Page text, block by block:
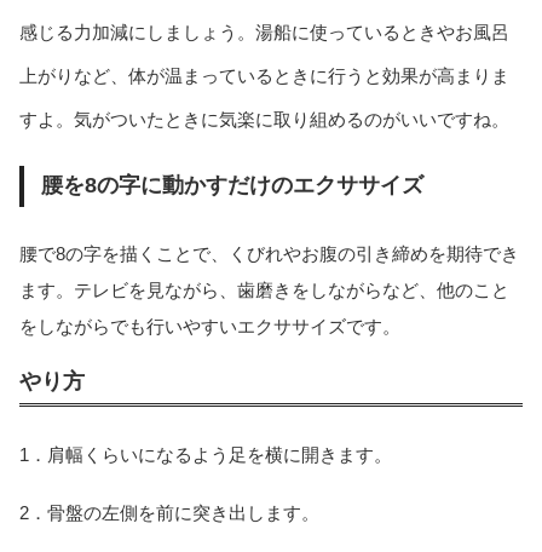
感じる力加減にしましょう。湯船に使っているときやお風呂
上がりなど、体が温まっているときに行うと効果が高まりま
すよ。気がついたときに気楽に取り組めるのがいいですね。
腰を8の字に動かすだけのエクササイズ
腰で8の字を描くことで、くびれやお腹の引き締めを期待でき
ます。テレビを見ながら、歯磨きをしながらなど、他のこと
をしながらでも行いやすいエクササイズです。
やり方
1．肩幅くらいになるよう足を横に開きます。
2．骨盤の左側を前に突き出します。